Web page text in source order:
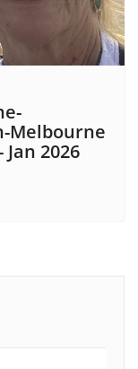
Melbourne
2026